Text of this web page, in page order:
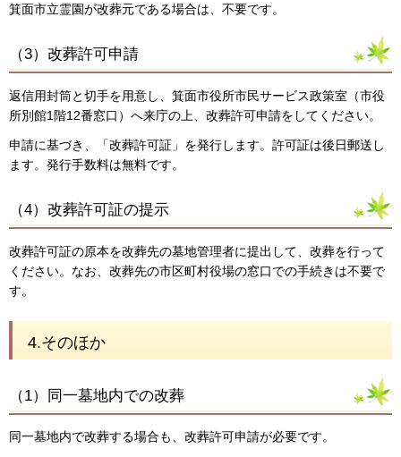
箕面市立霊園が改葬元である場合は、不要です。
（3）改葬許可申請
返信用封筒と切手を用意し、箕面市役所市民サービス政策室（市役
所別館1階12番窓口）へ来庁の上、改葬許可申請をしてください。
申請に基づき、「改葬許可証」を発行します。許可証は後日郵送し
ます。発行手数料は無料です。
（4）改葬許可証の提示
改葬許可証の原本を改葬先の墓地管理者に提出して、改葬を行って
ください。なお、改葬先の市区町村役場の窓口での手続きは不要で
す。
4.そのほか
（1）同一墓地内での改葬
同一墓地内で改葬する場合も、改葬許可申請が必要です。